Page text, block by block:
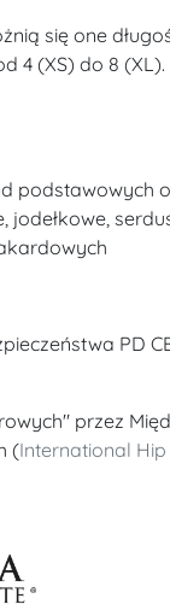
się one
4 (XS) do 8 (XL).
podstawowych
PD
przez
(International